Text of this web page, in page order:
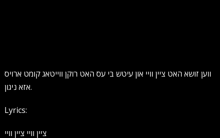
ווען זושא האט ציין וויי און עיטש בּי עס האט רוקן ווייטאג קומט ארויס
אזא ניגון.
Lyrics:
ציין וויי ציין וויי